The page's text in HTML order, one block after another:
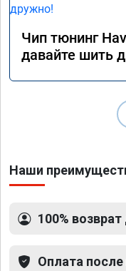
Чип тюнинг
давайте шить
Наши
100% возврат
Оплата после